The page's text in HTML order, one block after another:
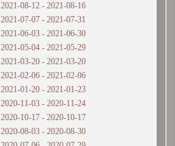
2021-08-12 - 2021-08-16
2021-07-07 - 2021-07-31
2021-06-03 - 2021-06-30
2021-05-04 - 2021-05-29
2021-03-20 - 2021-03-20
2021-02-06 - 2021-02-06
2021-01-20 - 2021-01-23
2020-11-03 - 2020-11-24
2020-10-17 - 2020-10-17
2020-08-03 - 2020-08-30